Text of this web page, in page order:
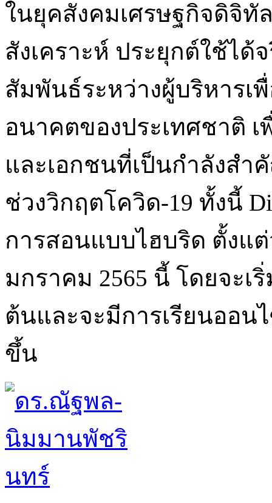
ในยุคสังคมเศรษฐกิจดิจิทั
สังเคราะห์ ประยุกต์ใช้ได้
สัมพันธ์ระหว่างผู้บริหารเ
อนาคตของประเทศชาติ
และเอกชนที่เป็นกำลังสำ
ช่วงวิกฤตโควิด-19 ทั้งนี้
การสอนแบบไฮบริด ตั้งแต่
มกราคม 2565 นี้ โดยจะเ
ต้นและจะมีการเรียนออน
ขึ้น